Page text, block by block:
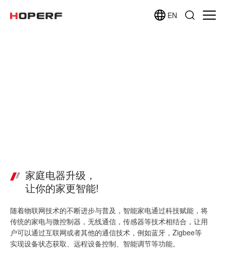
EN
家庭电器升级，
让你的家更智能!
随着物联网技术的不断进步与普及，智能家电通过科技赋能，将
传统的家电与微控制器，无线通信，传感器等技术相结合，让用
户可以通过互联网或者其他的通信技术，例如蓝牙，Zigbee等
实现设备状态获取、远程设备控制、智能调节等功能。